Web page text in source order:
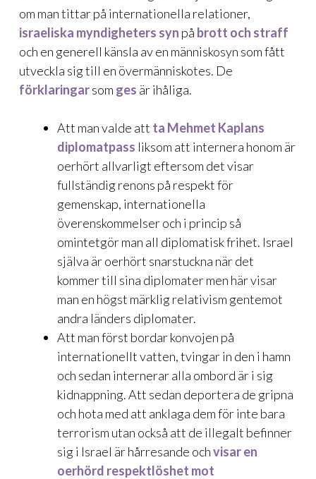
om man tittar på internationella relationer,
israeliska myndigheters syn på brott och straff
och en generell känsla av en människosyn som fått
utveckla sig till en övermänniskotes. De
förklaringarsom ges är ihåliga.
Att man valde att ta Mehmet Kaplans
diplomatpass liksom att internera honom är
oerhört allvarligt eftersom det visar
fullständig renons på respekt för
gemenskap, internationella
överenskommelser och i princip så
omintetgör man all diplomatisk frihet. Israel
själva är oerhört snarstuckna när det
kommer till sina diplomater men här visar
man en högst märklig relativism gentemot
andra länders diplomater.
Att man först bordar konvojen på
internationellt vatten, tvingar in den i hamn
och sedan internerar alla ombord är i sig
kidnappning. Att sedan deportera de gripna
och hota med att anklaga dem för inte bara
terrorism utan också att de illegalt befinner
sig i Israel är hårresande ochvisar en
oerhörd respektlöshet mot